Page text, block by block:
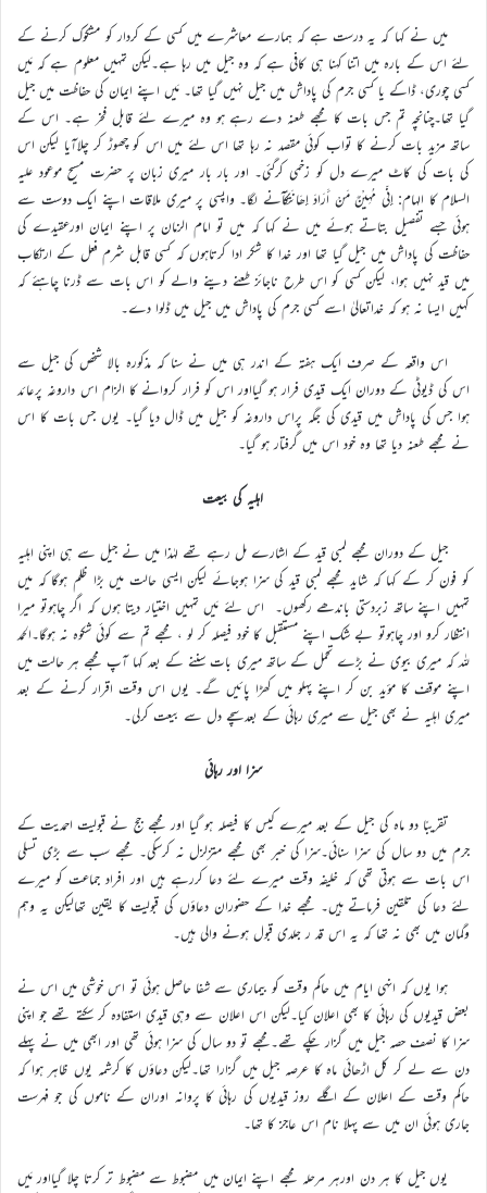
میں نے کہا کہ یہ درست ہے کہ ہمارے معاشرے میں کسی کے کردار کو مشکوک کرنے کے
لئے اس کے بارہ میں اتنا کہنا ہی کافی ہے کہ وہ جیل میں رہا ہے۔لیکن تمہیں معلوم ہے کہ مَیں
کسی چوری، ڈاکے یا کسی جرم کی پاداش میں جیل نہیں گیا تھا۔ مَیں اپنے ایمان کی حفاظت میں جیل
گیا تھا۔چنانچہ تم جس بات کا مجھے طعنہ دے رہے ہو وہ میرے لئے قابل فخر ہے۔ اس کے
ساتھ مزید بات کرنے کا تواب کوئی مقصد نہ رہا تھا اس لئے میں اس کو چھوڑ کر چلاآیا لیکن اس
کی بات کی کاٹ میرے دل کو زخمی کرگئی۔ اور بار بار میری زبان پر حضرت مسیح موعود علیہ
السلام کا الہام: إِنّی مُہِیْنٌ مَنْ أَرَادَ إِھَانَتَکَآنے لگا۔ واپسی پر میری ملاقات اپنے ایک دوست سے
ہوئی جسے تفصیل بتاتے ہوئے میں نے کہا کہ میں تو امام الزمان پر اپنے ایمان اورعقیدے کی
حفاظت کی پاداش میں جیل گیا تھا اور خدا کا شکر ادا کرتاہوں کہ کسی قابل شرم فعل کے ارتکاب
میں قید نہیں ہوا، لیکن کسی کو اس طرح ناجائز طعنے دینے والے کو اس بات سے ڈرنا چاہئے کہ
کہیں ایسا نہ ہو کہ خداتعالیٰ اسے کسی جرم کی پاداش میں جیل میں ڈلوا دے۔
اس واقعہ کے صرف ایک ہفتہ کے اندر ہی میں نے سنا کہ مذکورہ بالا شخص کی جیل سے
اس کی ڈیوٹی کے دوران ایک قیدی فرار ہو گیااور اس کو فرار کروانے کا الزام اس داروغہ پرعائد
ہوا جس کی پاداش میں قیدی کی جگہ پراس داروغہ کو جیل میں ڈال دیا گیا۔ یوں جس بات کا اس
نے مجھے طعنہ دیا تھا وہ خود اس میں گرفتار ہو گیا۔
اہلیہ کی بیعت
جیل کے دوران مجھے لمبی قید کے اشارے مل رہے تھے لہٰذا میں نے جیل سے ہی اپنی اہلیہ
کو فون کر کے کہا کہ شاید مجھے لمبی قید کی سزا ہوجائے لیکن ایسی حالت میں بڑا ظلم ہوگا کہ میں
تمہیں اپنے ساتھ زبردستی باندھے رکھوں۔ اس لئے مَیں تمہیں اختیار دیتا ہوں کہ اگر چاہوتو میرا
انتظار کرو اور چاہوتو بے شک اپنے مستقبل کا خود فیصلہ کر لو ، مجھے تم سے کوئی شکوہ نہ ہوگا۔الحمد
للہ کہ میری بیوی نے بڑے تحمل کے ساتھ میری بات سننے کے بعد کہا آپ مجھے ہر حالت میں
اپنے موقف کا مؤید بن کر اپنے پہلو میں کھڑا پائیں گے۔ یوں اس وقت اقرار کرنے کے بعد
میری اہلیہ نے بھی جیل سے میری رہائی کے بعدسچے دل سے بیعت کرلی۔
سزا اور رہائی
تقریبًا دو ماہ کی جیل کے بعد میرے کیس کا فیصلہ ہو گیا اور مجھے جج نے قبولیت احمدیت کے
جرم میں دو سال کی سزا سنائی۔سزا کی خبر بھی مجھے متزلزل نہ کرسکی۔ مجھے سب سے بڑی تسلی
اس بات سے ہوتی تھی کہ خلیفہ وقت میرے لئے دعا کررہے ہیں اور افراد جماعت کو میرے
لئے دعا کی تلقین فرماتے ہیں۔ مجھے خدا کے حضوران دعاؤں کی قبولیت کا یقین تھالیکن یہ وہم
وگمان میں بھی نہ تھا کہ یہ اس قد ر جلدی قبول ہونے والی ہیں۔
ہوا یوں کہ انہی ایام میں حاکم وقت کو بیماری سے شفا حاصل ہوئی تو اس خوشی میں اس نے
بعض قیدیوں کی رہائی کا بھی اعلان کیا۔لیکن اس اعلان سے وہی قیدی استفادہ کر سکتے تھے جو اپنی
سزا کا نصف حصہ جیل میں گزار چکے تھے۔مجھے تو دو سال کی سزا ہوئی تھی اور ابھی میں نے پہلے
دن سے لے کر کل اڑھائی ماہ کا عرصہ جیل میں گزارا تھا۔لیکن دعاؤں کا کرشمہ یوں ظاہر ہوا کہ
حاکم وقت کے اعلان کے اگلے روز قیدیوں کی رہائی کا پروانہ اوران کے ناموں کی جو فہرست
جاری ہوئی ان میں سے پہلا نام اس عاجز کا تھا۔
یوں جیل کا ہر دن اورہر مرحلہ مجھے اپنے ایمان میں مضبوط سے مضبوط تر کرتا چلا گیااور مَیں